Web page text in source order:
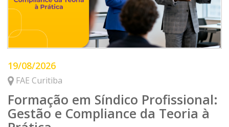
19/08/2026
FAE Curitiba
Formação em Síndico Profissional:
Gestão e Compliance da Teoria à